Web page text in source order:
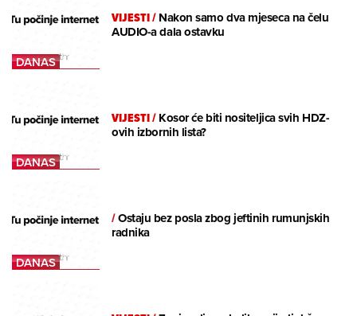
VIJESTI/Nakon samo dva mjeseca na čelu
AUDIO-a dala ostavku
VIJESTI/Kosor će biti nositeljica svih HDZ-
ovih izbornih lista?
/Ostaju bez posla zbog jeftinih rumunjskih
radnika